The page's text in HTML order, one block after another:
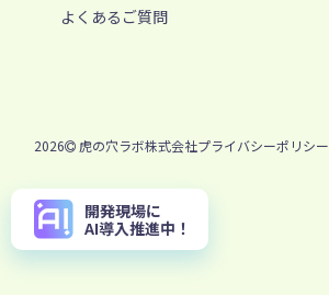
開発現場に
AI導入推進中！
よくあるご質問
2026 虎の穴ラボ株式会社プライバシーポリシー